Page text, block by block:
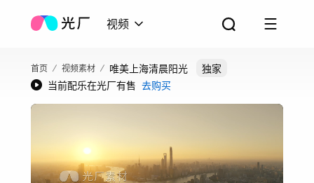
视频
首页 视频素材 唯美上海清晨阳光
独家
当前配乐在光厂有售 去购买